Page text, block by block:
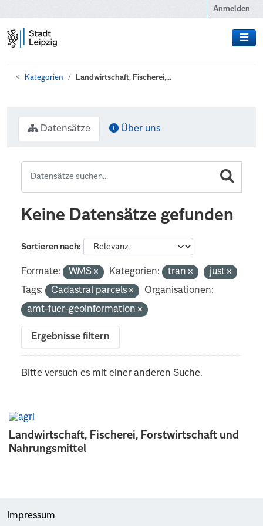
Anmelden
Kategorien Landwirtschaft, Fischerei,...
Landwirtschaft, Fischerei, Forstwirtschaft und
Nahrungsmittel
Datensätze Über uns
Keine Datensätze gefunden
Sortieren nach
Formate: WMS Kategorien: tran
just
Tags:
Cadastral parcels
Organisationen:
amt-fuer-geoinformation
Ergebnisse filtern
Bitte versuch es mit einer anderen Suche.
Impressum